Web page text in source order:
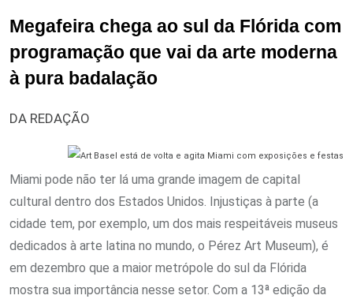
Megafeira chega ao sul da Flórida com
programação que vai da arte moderna
à pura badalação
DA REDAÇÃO
Miami pode não ter lá uma grande imagem de capital
cultural dentro dos Estados Unidos. Injustiças à parte (a
cidade tem, por exemplo, um dos mais respeitáveis museus
dedicados à arte latina no mundo, o Pérez Art Museum), é
em dezembro que a maior metrópole do sul da Flórida
mostra sua importância nesse setor. Com a 13ª edição da